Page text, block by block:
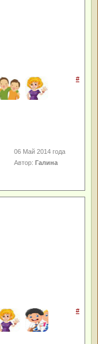
#
06 Май 2014 года
Автор:Галина
#